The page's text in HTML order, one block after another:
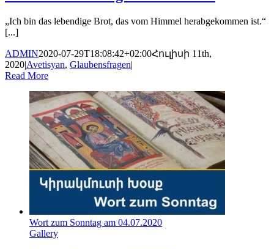
„Ich bin das lebendige Brot, das vom Himmel herabgekommen ist.“
[...]
ADMIN2020-07-29T18:08:42+02:00Հուլիսի 11th,
2020|Avetisyan, Glaubensfragen|
Read More
Wort zum Sonntag am 04.07.2020
Gallery